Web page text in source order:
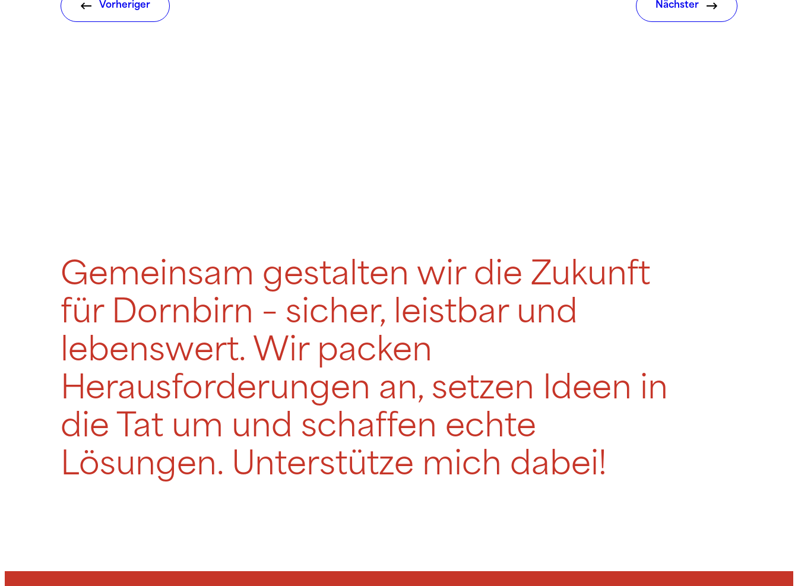
Vorheriger Nächster
Gemeinsam gestalten wir die Zukunft
für Dornbirn – sicher, leistbar und
lebenswert. Wir packen
Herausforderungen an, setzen Ideen in
die Tat um und schaffen echte
Lösungen. Unterstütze mich dabei!